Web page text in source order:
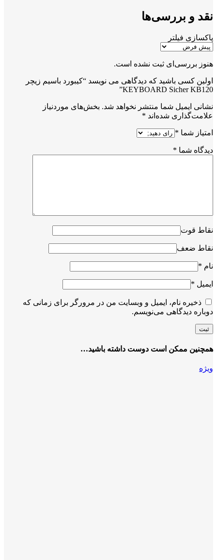
نقد و بررسی‌ها
پاکسازی فیلتر
هنوز بررسی‌ای ثبت نشده است.
اولین کسی باشید که دیدگاهی می نویسد “کیبورد باسیم زیچر
KEYBOARD Sicher KB120”
نشانی ایمیل شما منتشر نخواهد شد. بخش‌های موردنیاز
علامت‌گذاری شده‌اند *
امتیاز شما *
دیدگاه شما *
نقاط قوت
نقاط ضعف
نام *
ایمیل *
ذخیره نام، ایمیل و وبسایت من در مرورگر برای زمانی که
دوباره دیدگاهی می‌نویسم.
همچنین ممکن است دوست داشته باشید…
ویژه